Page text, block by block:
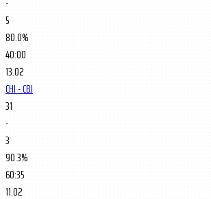
5
80.0%
40:00
13.02
CHI - CBJ
31
-
3
90.3%
60:35
11.02